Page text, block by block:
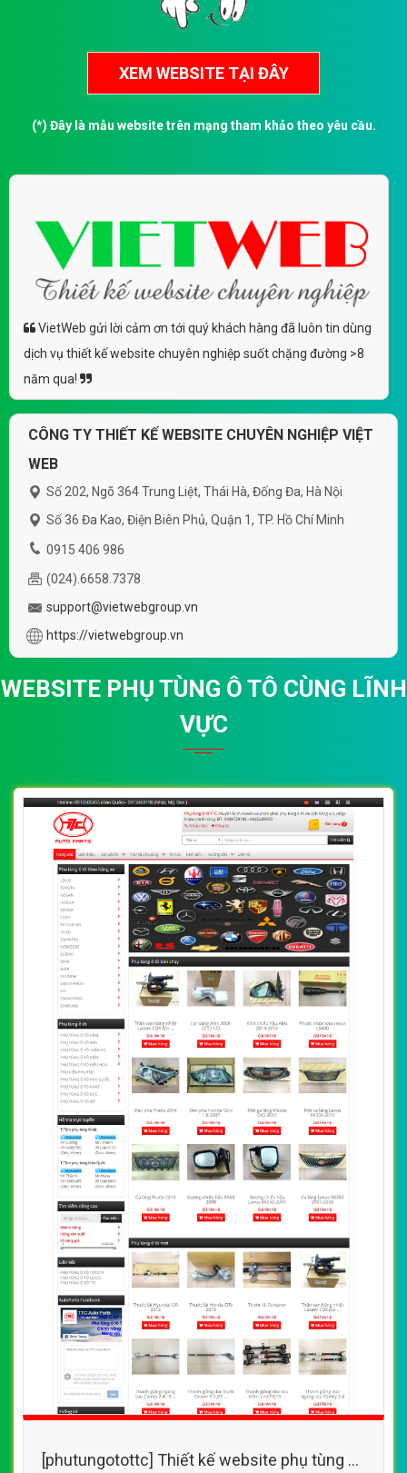
(*) Đây là mẫu website trên mạng tham khảo theo yêu cầu.
VietWeb gửi lời cảm ơn tới quý khách hàng đã luôn tin dùng
dịch vụ thiết kế website chuyên nghiệp suốt chặng đường >8
năm qua!
CÔNG TY THIẾT KẾ WEBSITE CHUYÊN NGHIỆP VIỆT
WEB
Số 202, Ngõ 364 Trung Liệt, Thái Hà, Đống Đa, Hà Nội
Số 36 Đa Kao, Điện Biên Phủ, Quận 1, TP. Hồ Chí Minh
0915 406 986
(024).6658.7378
support@vietwebgroup.vn
https://vietwebgroup.vn
WEBSITE PHỤ TÙNG Ô TÔ CÙNG LĨNH
VỰC
[phutungotottc] Thiết kế website phụ tùng ô